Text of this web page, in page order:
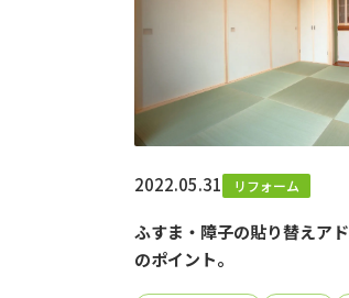
2022.05.31 リフォーム
ふすま・障子の貼り替えア
のポイント。